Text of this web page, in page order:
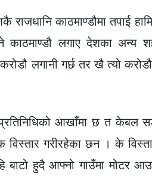
काठमाण्डौमा तपाई
काठमाण्डौ लगाए देशका अन्य
लगानी गर्छ तर खै त्यो
आखाँमा छ त केबल
विस्तार गरीरहेका छन । के
हुदै आफ्नो गाउँमा मोटर